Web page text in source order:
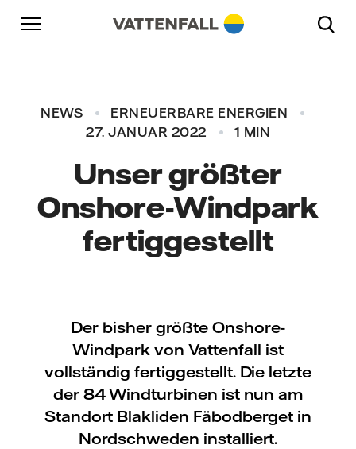
Überspringen
Zurück zur Hauptnavigation
Gehe zur Fußzeile
NEWS
ERNEUERBARE ENERGIEN
27. JANUAR 2022
1 MIN
Unser größter
Onshore-Windpark
fertiggestellt
Der bisher größte Onshore-
Windpark von Vattenfall ist
vollständig fertiggestellt. Die letzte
der 84 Windturbinen ist nun am
Standort Blakliden Fäbodberget in
Nordschweden installiert.
Zurück zur Hauptnavigation